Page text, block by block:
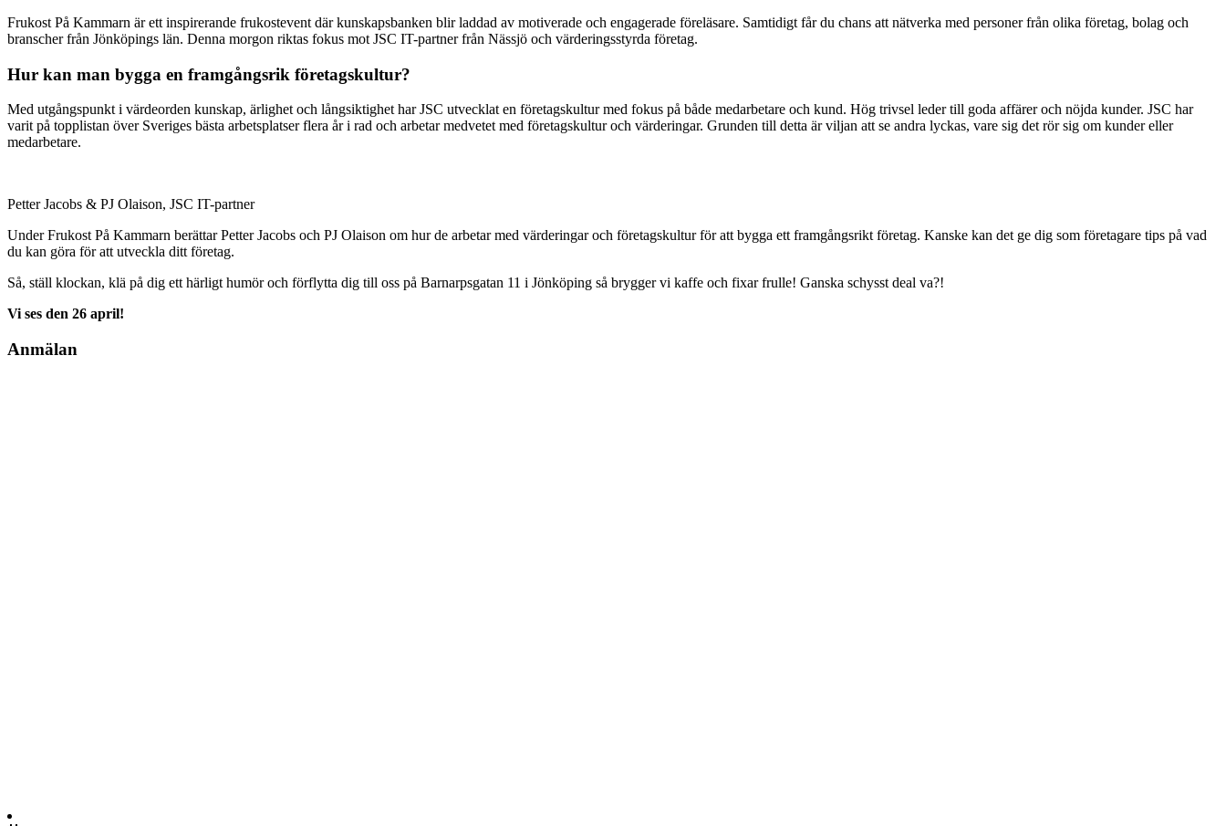
Frukost På Kammarn är ett inspirerande frukostevent där kunskapsbanken blir laddad av motiverade och engagerade föreläsare. Samtidigt får du chans att nätverka med personer från olika företag, bolag och
branscher från Jönköpings län. Denna morgon riktas fokus mot JSC IT-partner från Nässjö och värderingsstyrda företag.
Hur kan man bygga en framgångsrik företagskultur?
Med utgångspunkt i värdeorden kunskap, ärlighet och långsiktighet har JSC utvecklat en företagskultur med fokus på både medarbetare och kund. Hög trivsel leder till goda affärer och nöjda kunder. JSC har
varit på topplistan över Sveriges bästa arbetsplatser flera år i rad och arbetar medvetet med företagskultur och värderingar. Grunden till detta är viljan att se andra lyckas, vare sig det rör sig om kunder eller
medarbetare.
Petter Jacobs & PJ Olaison, JSC IT-partner
Under Frukost På Kammarn berättar Petter Jacobs och PJ Olaison om hur de arbetar med värderingar och företagskultur för att bygga ett framgångsrikt företag. Kanske kan det ge dig som företagare tips på vad
du kan göra för att utveckla ditt företag.
Så, ställ klockan, klä på dig ett härligt humör och förflytta dig till oss på Barnarpsgatan 11 i Jönköping så brygger vi kaffe och fixar frulle! Ganska schysst deal va?!
Vi ses den 26 april!
Anmälan